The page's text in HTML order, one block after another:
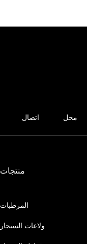
اتصال محل
منتجات
المرطبات
ولاعات السيجار